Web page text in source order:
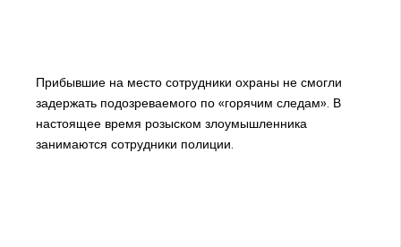
Прибывшие на место сотрудники охраны не смогли
задержать подозреваемого по «горячим следам». В
настоящее время розыском злоумышленника
занимаются сотрудники полиции.